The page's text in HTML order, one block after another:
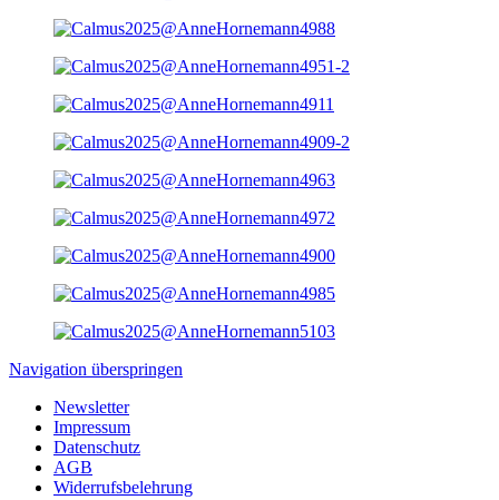
Navigation überspringen
Newsletter
Impressum
Datenschutz
AGB
Widerrufsbelehrung